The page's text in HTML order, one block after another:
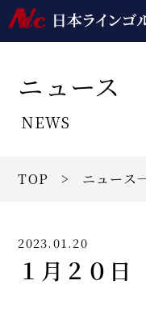
ニュース
NEWS
TOP > ニュース
2023.01.20
１月２０